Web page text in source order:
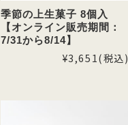
季節の上生菓子 8個入
【オンライン販売期間：
7/31から8/14】
¥3,651(税込)